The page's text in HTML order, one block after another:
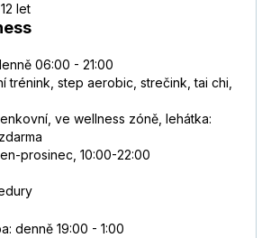
let
06:00 - 21:00
trénink, step aerobic, strečink, tai chi,
ve wellness zóně, lehátka:
prosinec, 10:00-22:00
denně 19:00 - 1:00